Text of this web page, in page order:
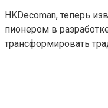
HKDecoman, теперь
пионером в
трансформировать